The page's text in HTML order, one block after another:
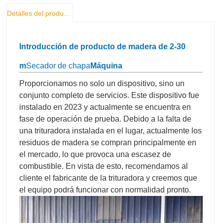
Detalles del producto
Introducción de producto de madera de 2-30
mSecador de chapa Máquina
Proporcionamos no solo un dispositivo, sino un
conjunto completo de servicios. Este dispositivo fue
instalado en 2023 y actualmente se encuentra en
fase de operación de prueba. Debido a la falta de
una trituradora instalada en el lugar, actualmente los
residuos de madera se compran principalmente en
el mercado, lo que provoca una escasez de
combustible. En vista de esto, recomendamos al
cliente el fabricante de la trituradora y creemos que
el equipo podrá funcionar con normalidad pronto.